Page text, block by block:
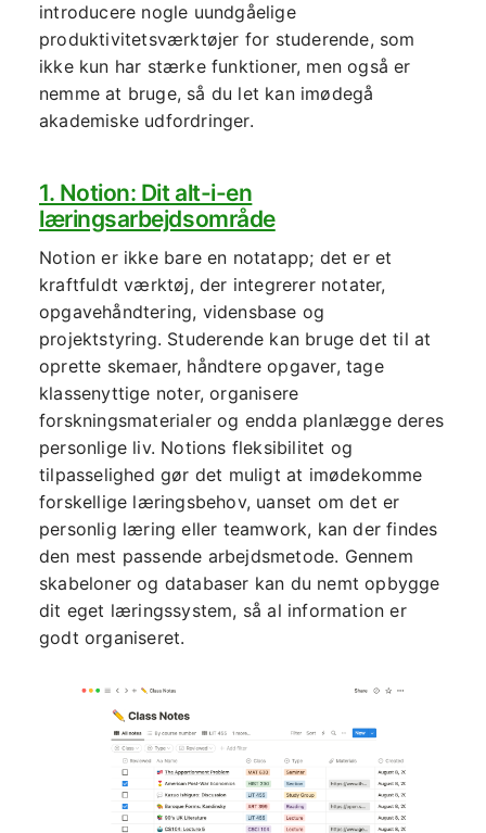
introducere nogle uundgåelige
produktivitetsværktøjer for studerende, som
ikke kun har stærke funktioner, men også er
nemme at bruge, så du let kan imødegå
akademiske udfordringer.
1. Notion: Dit alt-i-en
læringsarbejdsområde
Notion er ikke bare en notatapp; det er et
kraftfuldt værktøj, der integrerer notater,
opgavehåndtering, vidensbase og
projektstyring. Studerende kan bruge det til at
oprette skemaer, håndtere opgaver, tage
klassenyttige noter, organisere
forskningsmaterialer og endda planlægge deres
personlige liv. Notions fleksibilitet og
tilpasselighed gør det muligt at imødekomme
forskellige læringsbehov, uanset om det er
personlig læring eller teamwork, kan der findes
den mest passende arbejdsmetode. Gennem
skabeloner og databaser kan du nemt opbygge
dit eget læringssystem, så al information er
godt organiseret.